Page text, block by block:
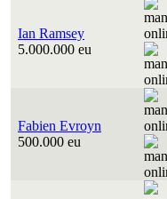
Ian Ramsey
5.000.000 eu
Fabien Evroyn
500.000 eu